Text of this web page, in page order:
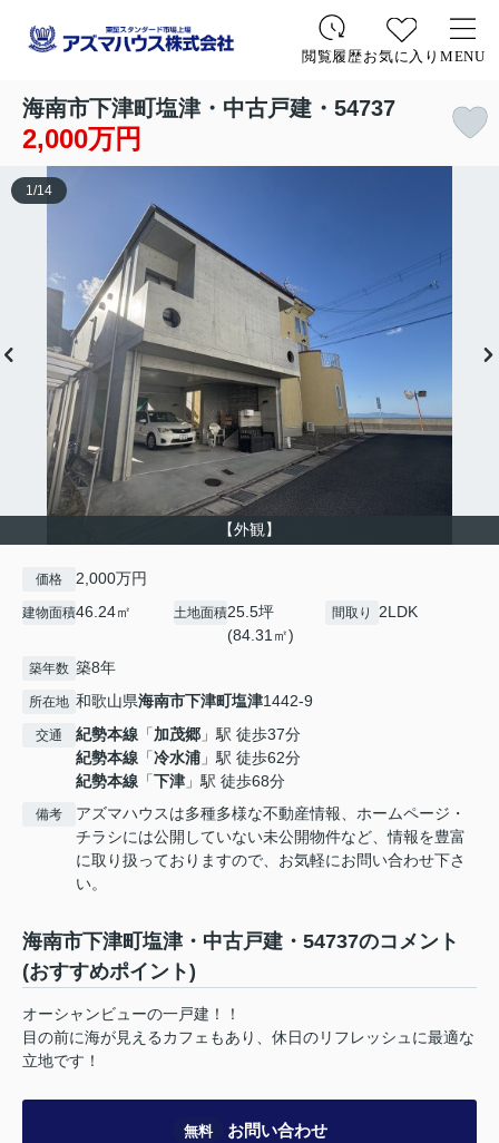
閲覧履歴お気に入り MENU
海南市下津町塩津・中古戸建・54737
2,000万円
【外観】
1 /14
価格 2,000万円
建物面積46.24㎡ 土地面積25.5坪
(84.31㎡)
間取り 2LDK
築年数 築8年
所在地 和歌山県海南市下津町塩津1442-9
交通 紀勢本線 「加茂郷 」駅 徒歩37分
紀勢本線 「冷水浦 」駅 徒歩62分
紀勢本線 「下津 」駅 徒歩68分
備考
アズマハウスは多種多様な不動産情報、ホームページ・
チラシには公開していない未公開物件など、情報を豊富
に取り扱っておりますので、お気軽にお問い合わせ下さ
い。
海南市下津町塩津・中古戸建・54737のコメント
(おすすめポイント)
オーシャンビューの一戸建！！
目の前に海が見えるカフェもあり、休日のリフレッシュに最適な
立地です！
無料 お問い合わせ